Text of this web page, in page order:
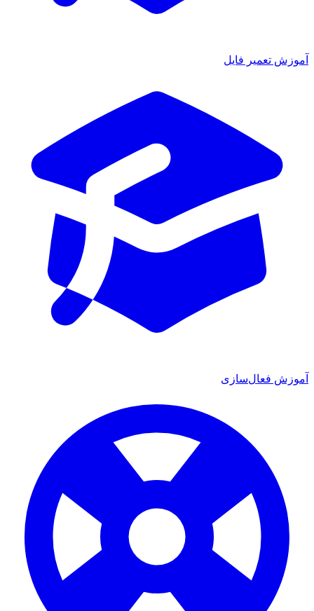
تعمیر فایل
فعال‌سازی